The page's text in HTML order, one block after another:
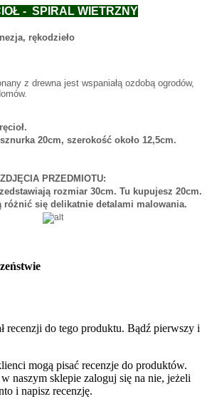
- SPIRAL WIETRZNY
rękodzieło
z drewna jest wspaniałą ozdobą ogrodów,
20cm, szerokość około 12,5cm.
ZDJĘCIA PRZEDMIOTU:
rozmiar 30cm. Tu kupujesz 20cm.
różnić się delikatnie detalami malowania.
recenzji do tego produktu. Bądź pierwszy i
mogą pisać recenzje do produktów.
naszym sklepie zaloguj się na nie, jeżeli
i napisz recenzję.